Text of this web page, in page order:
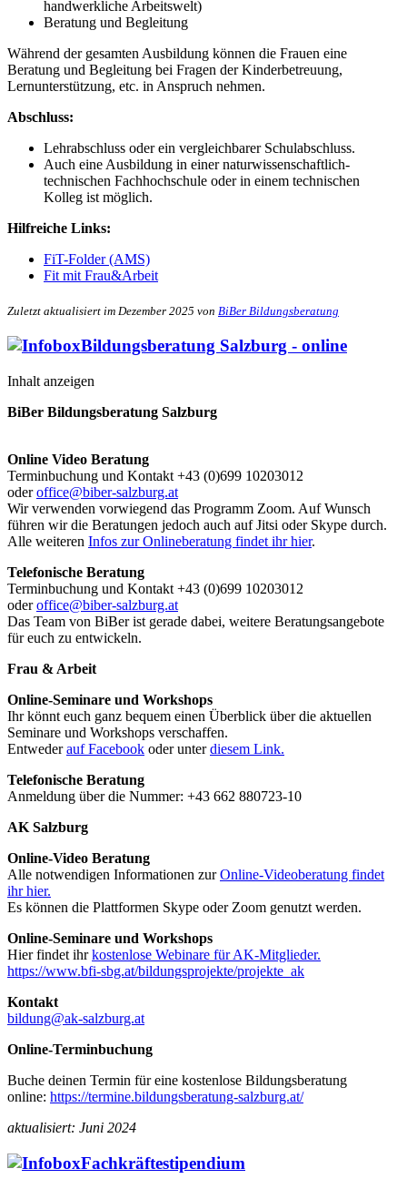
handwerkliche Arbeitswelt)
Beratung und Begleitung
Während der gesamten Ausbildung können die Frauen eine
Beratung und Begleitung bei Fragen der Kinderbetreuung,
Lernunterstützung, etc. in Anspruch nehmen.
Abschluss:
Lehrabschluss oder ein vergleichbarer Schulabschluss.
Auch eine Ausbildung in einer naturwissenschaftlich-
technischen Fachhochschule oder in einem technischen
Kolleg ist möglich.
Hilfreiche Links:
FiT-Folder (AMS)
Fit mit Frau&Arbeit
Zuletzt aktualisiert im Dezember 2025 von BiBer Bildungsberatung
Bildungsberatung Salzburg - online
Inhalt anzeigen
BiBer Bildungsberatung Salzburg
Online Video Beratung
Terminbuchung und Kontakt +43 (0)699 10203012
oderoffice@biber-salzburg.at
Wir verwenden vorwiegend das Programm Zoom. Auf Wunsch
führen wir die Beratungen jedoch auch auf Jitsi oder Skype durch.
Alle weiteren Infos zur Onlineberatung findet ihr hier.
Telefonische Beratung
Terminbuchung und Kontakt +43 (0)699 10203012
oderoffice@biber-salzburg.at
Das Team von BiBer ist gerade dabei, weitere Beratungsangebote
für euch zu entwickeln.
Frau & Arbeit
Online-Seminare und Workshops
Ihr könnt euch ganz bequem einen Überblick über die aktuellen
Seminare und Workshops verschaffen.
Entwederauf Facebook oder unterdiesem Link.
Telefonische Beratung
Anmeldung über die Nummer: +43 662 880723-10
AK Salzburg
Online-Video Beratung
Alle notwendigen Informationen zurOnline-Videoberatung findet
ihr hier.
Es können die Plattformen Skype oder Zoom genutzt werden.
Online-Seminare und Workshops
Hier findet ihrkostenlose Webinare für AK-Mitglieder.
https://www.bfi-sbg.at/bildungsprojekte/projekte_ak
Kontakt
bildung@ak-salzburg.at
Online-Terminbuchung
Buche deinen Termin für eine kostenlose Bildungsberatung
online: https://termine.bildungsberatung-salzburg.at/
aktualisiert: Juni 2024
Fachkräftestipendium